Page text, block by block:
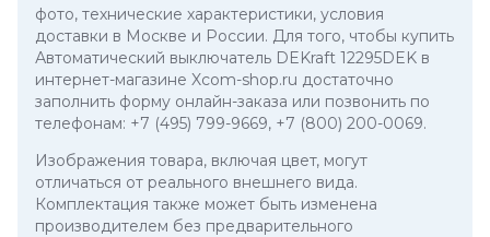
фото, технические характеристики, условия
доставки в Москве и России. Для того, чтобы купить
Автоматический выключатель DEKraft 12295DEK в
интернет-магазине Xcom-shop.ru достаточно
заполнить форму онлайн-заказа или позвонить по
телефонам: +7 (495) 799-9669, +7 (800) 200-0069.
Изображения товара, включая цвет, могут
отличаться от реального внешнего вида.
Комплектация также может быть изменена
производителем без предварительного